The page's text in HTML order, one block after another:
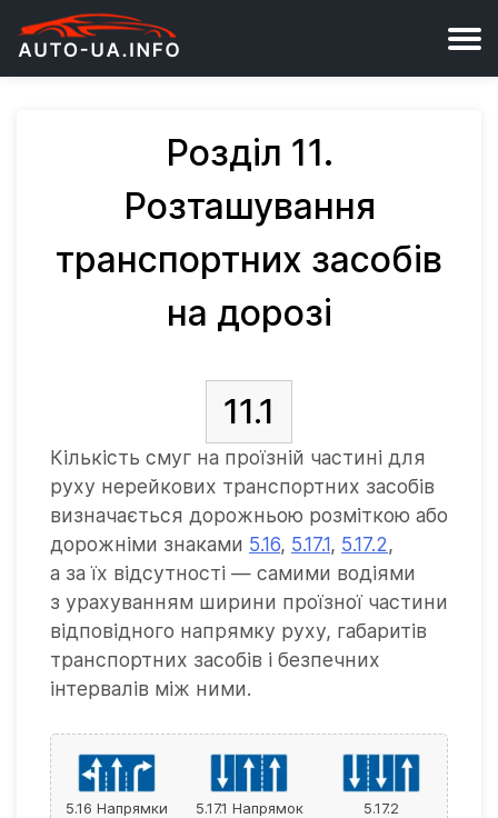
Розділ 11.
Розташування
транспортних засобів
на дорозі
11.1
Кількість смуг на проїзній частині для
руху нерейкових транспортних засобів
визначається дорожньою розміткою або
дорожніми знаками 5.16, 5.17.1, 5.17.2,
а за їх відсутності — самими водіями
з урахуванням ширини проїзної частини
відповідного напрямку руху, габаритів
транспортних засобів і безпечних
інтервалів між ними.
5.16 Напрямки
5.17.1 Напрямок
5.17.2